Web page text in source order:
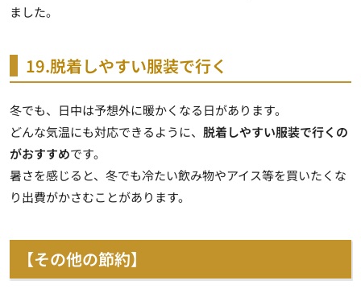
ました。
19.脱着しやすい服装で行く
冬でも、日中は予想外に暖かくなる日があります。
どんな気温にも対応できるように、 脱着しやすい服装で行くの
がおすすめです。
暑さを感じると、冬でも冷たい飲み物やアイス等を買いたくな
り出費がかさむことがあります。
【その他の節約】